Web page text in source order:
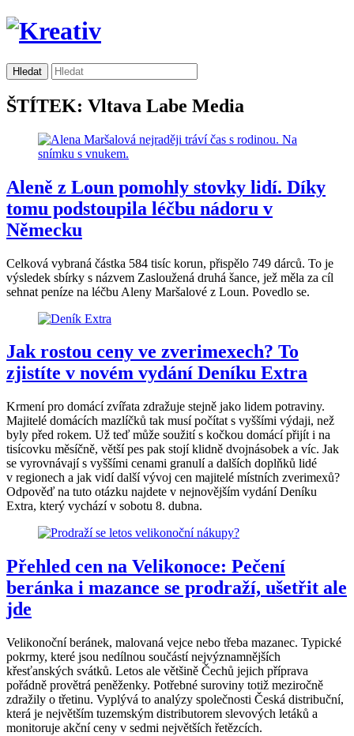
ŠTÍTEK: Vltava Labe Media
Aleně z Loun pomohly stovky lidí. Díky
tomu podstoupila léčbu nádoru v
Německu
Celková vybraná částka 584 tisíc korun, přispělo 749 dárců. To je
výsledek sbírky s názvem Zasloužená druhá šance, jež měla za cíl
sehnat peníze na léčbu Aleny Maršalové z Loun. Povedlo se.
Jak rostou ceny ve zverimexech? To
zjistíte v novém vydání Deníku Extra
Krmení pro domácí zvířata zdražuje stejně jako lidem potraviny.
Majitelé domácích mazlíčků tak musí počítat s vyššími výdaji, než
byly před rokem. Už teď může soužití s kočkou domácí přijít i na
tisícovku měsíčně, větší pes pak stojí klidně dvojnásobek a víc. Jak
se vyrovnávají s vyššími cenami granulí a dalších doplňků lidé
v regionech a jak vidí další vývoj cen majitelé místních zverimexů?
Odpověď na tuto otázku najdete v nejnovějším vydání Deníku
Extra, který vychází v sobotu 8. dubna.
Přehled cen na Velikonoce: Pečení
beránka i mazance se prodraží, ušetřit ale
jde
Velikonoční beránek, malovaná vejce nebo třeba mazanec. Typické
pokrmy, které jsou nedílnou součástí nejvýznamnějších
křesťanských svátků. Letos ale většině Čechů jejich příprava
pořádně provětrá peněženky. Potřebné suroviny totiž meziročně
zdražily o třetinu. Vyplývá to analýzy společnosti Česká distribuční,
která je největším tuzemským distributorem slevových letáků a
monitoruje akční ceny v sedmi největších řetězcích.